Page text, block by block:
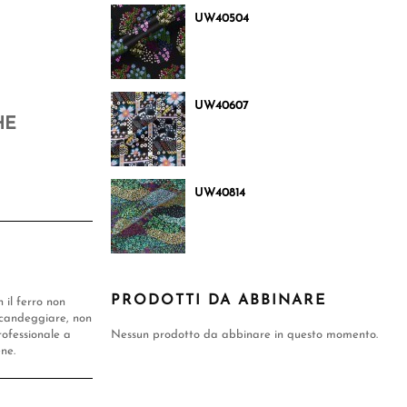
il ferro non
non
a
UW40504
UW40607
UW40814
PRODOTTI DA ABBINARE
Nessun prodotto da abbinare in questo momento.